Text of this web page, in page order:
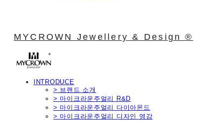
MYCROWN Jewellery & Design ®
INTRODUCE
> 브랜드 소개
> 마이크라운주얼리 R&D
> 마이크라운주얼리 다이아몬드
> 마이크라운주얼리 디자인 영감